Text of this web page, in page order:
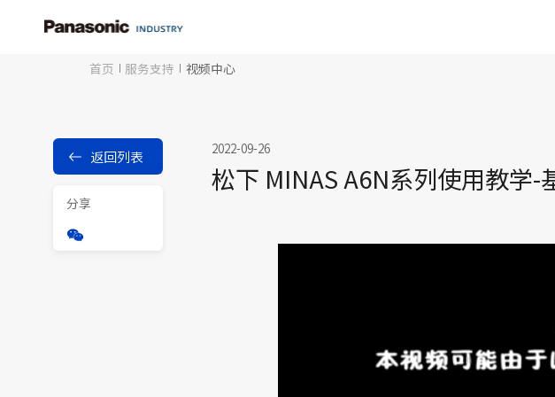
首页 服务支持 视频中心
返回列表
分享
2022-09-26
松下 MINAS A6N系列使用教学-